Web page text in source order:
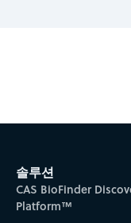
솔루션
CAS BioFinder
Platform™